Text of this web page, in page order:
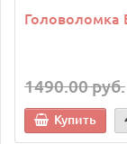
Головоломка
1490.00 руб.
Купить